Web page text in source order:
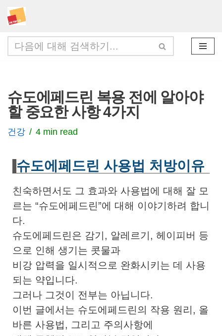
콘
텐
츠
너
뛰
기
슈도에페드린 복용 전에 알아야
할 중요한 사항 4가지
건강 4 min read
슈도에페드린 사용법 처방이유
친숙하면서도 그 효과와 사용법에 대해 잘 모
르는 “슈도에페드린”에 대해 이야기하려 합니
다.
슈도에페드린은 감기, 알레르기, 헤이피버 등
으로 인해 생기는 콧물과
비강 압력을 일시적으로 완화시키는 데 사용
되는 약입니다.
그러나 그것이 전부는 아닙니다.
이번 글에서는 슈도에페드린의 작용 원리, 올
바른 사용법, 그리고 주의사항에